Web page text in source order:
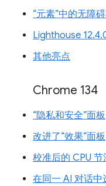
“元素”中的无障
Lighthouse
其他亮点
Chrome 134
“隐私和安全”面板
改进了“效果”面板
校准后的 CPU 节
在同一 AI 对话